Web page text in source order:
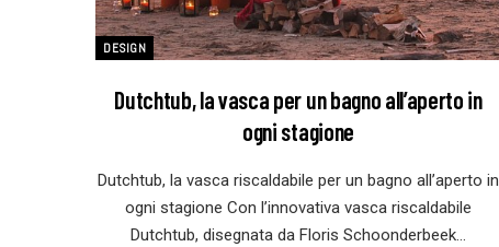
DESIGN
Dutchtub, la vasca per un bagno all’aperto in
ogni stagione
Dutchtub, la vasca riscaldabile per un bagno all’aperto in
ogni stagione Con l’innovativa vasca riscaldabile
Dutchtub, disegnata da Floris Schoonderbeek…